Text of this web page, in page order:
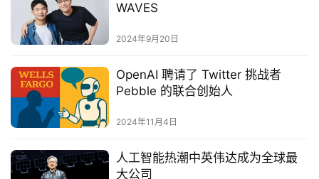
WAVES
2024年9月20日
OpenAI 聘请了 Twitter 挑战者
Pebble 的联合创始人
2024年11月4日
人工智能热潮中英伟达成为全球最
大公司